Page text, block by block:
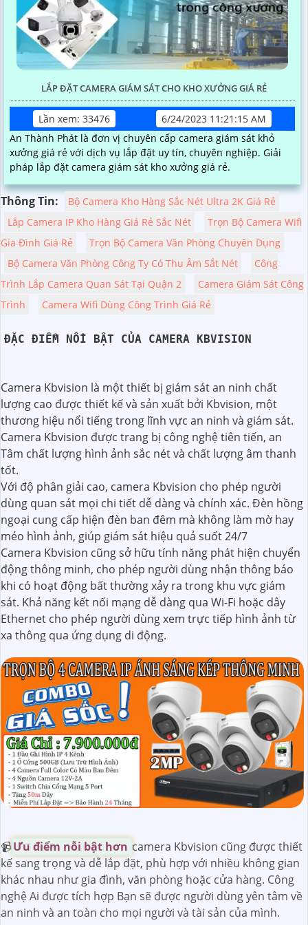
LẮP ĐẶT CAMERA GIÁM SÁT CHO KHO XƯỞNG GIÁ RẺ
Lần xem: 33476
6/24/2023 11:21:15 AM
An Thành Phát là đơn vị chuyên cấp camera giám sát khỏ
xưởng giá rẻ với dịch vụ lắp đặt uy tín, chuyên nghiệp. Giải
pháp lắp đặt camera giám sát kho xưởng giá rẻ.
Thông Tin:
Bộ Camera Kho Hàng Sắc Nét Ultra 2K Giá Rẻ
Lắp Camera IP Kho Hàng Giá Rẻ Sắc Nét
Trọn Bộ Camera Wifi
Gia Đình Giá Rẻ
Trọn Bộ Camera Văn Phòng Chuyên Dụng
Bộ Camera Văn Phòng Công Ty Có Thu Âm Sắt Nét
Công
Trình Lắp Camera Quan Sát Tại Quận 2
Camera Giám Sát Công
Trình
Camera Wifi Dùng Công Trình Giá Rẻ
ĐẶC ĐIỂM NỔI BẬT CỦA CAMERA KBVISION
Camera Kbvision là một thiết bị giám sát an ninh chất
lượng cao được thiết kế và sản xuất bởi Kbvision, một
thương hiệu nổi tiếng trong lĩnh vực an ninh và giám sát.
Camera Kbvision được trang bị công nghệ tiên tiến, an
Tâm chất lượng hình ảnh sắc nét và chất lượng âm thanh
tốt.
Với độ phân giải cao, camera Kbvision cho phép người
dùng quan sát mọi chi tiết dễ dàng và chính xác. Đèn hồng
ngoại cung cấp hiện đèn ban đêm mà không làm mờ hay
méo hình ảnh, giúp giám sát hiệu quả suốt 24/7
Camera Kbvision cũng sở hữu tính năng phát hiện chuyển
động thông minh, cho phép người dùng nhận thông báo
khi có hoạt động bất thường xảy ra trong khu vực giám
sát. Khả năng kết nối mạng dễ dàng qua Wi-Fi hoặc dây
Ethernet cho phép người dùng xem trực tiếp hình ảnh từ
xa thông qua ứng dụng di động.
📹Ưu điểm nỗi bật hơn camera Kbvision cũng được thiết
kế sang trọng và dễ lắp đặt, phù hợp với nhiều không gian
khác nhau như gia đình, văn phòng hoặc cửa hàng. Công
nghệ Ai được tích hợp Bạn sẽ được người dùng yên tâm về
an ninh và an toàn cho mọi người và tài sản của mình.